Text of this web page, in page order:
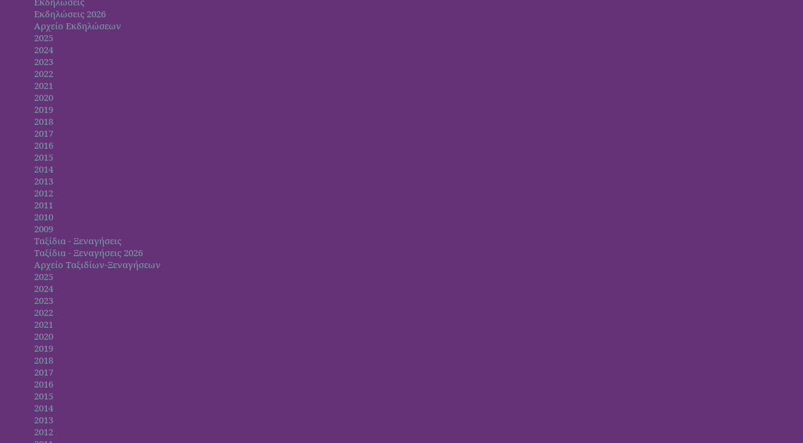
Εκδηλώσεις 2026
Αρχείο Εκδηλώσεων
2025
2024
2023
2022
2021
2020
2019
2018
2017
2016
2015
2014
2013
2012
2011
2010
2009
Ταξίδια - Ξεναγήσεις
Ταξίδια - Ξεναγήσεις 2026
Αρχείο Ταξιδίων-Ξεναγήσεων
2025
2024
2023
2022
2021
2020
2019
2018
2017
2016
2015
2014
2013
2012